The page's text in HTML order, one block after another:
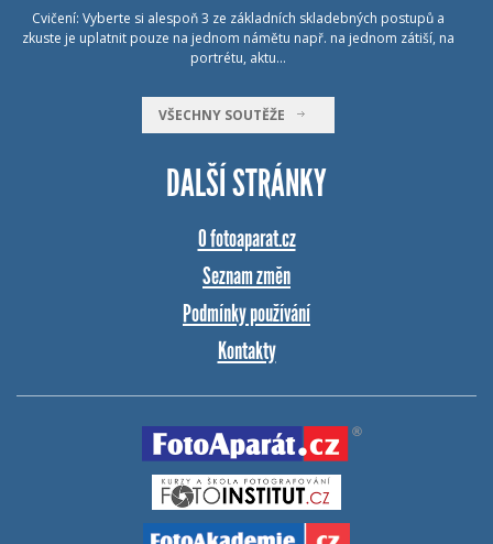
Cvičení: Vyberte si alespoň 3 ze základních skladebných postupů a
zkuste je uplatnit pouze na jednom námětu např. na jednom zátiší, na
portrétu, aktu…
VŠECHNY SOUTĚŽE
DALŠÍ STRÁNKY
O fotoaparat.cz
Seznam změn
Podmínky používání
Kontakty